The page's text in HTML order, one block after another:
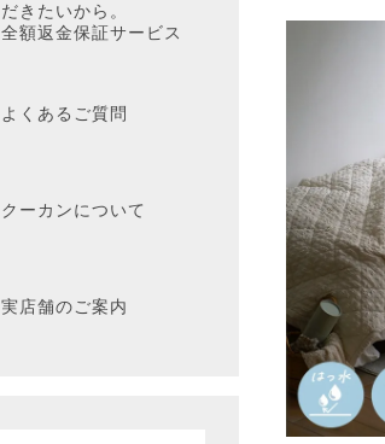
ずっと使
MILK
maison de
HOME
DESIGN
Piece
だきたいから。
全額返金保証サービス
よくあるご質問
クーカンについて
実店舗のご案内